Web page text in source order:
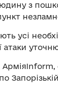
з
усі
атаки
АрміяInform,
по